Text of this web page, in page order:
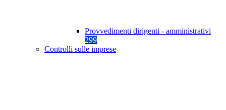
Provvedimenti dirigenti - amministrativi
299
Controlli sulle imprese